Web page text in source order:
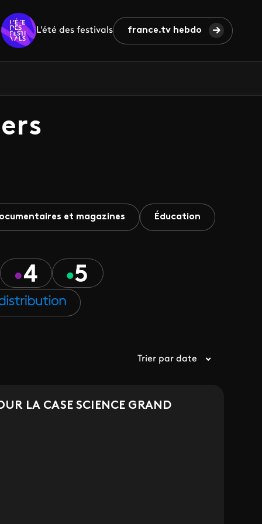
L'été des festivals france.tv hebdo
et magazines Éducation
Trier par date
LA CASE SCIENCE GRAND